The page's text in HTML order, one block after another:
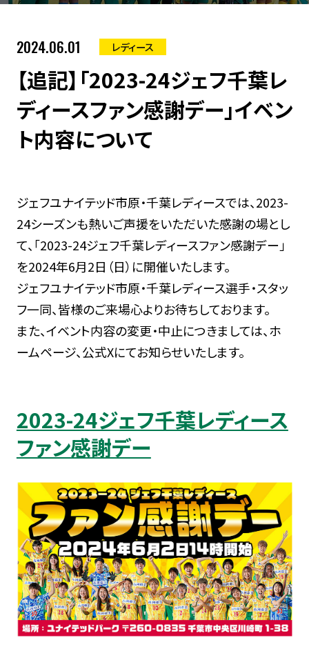
2024.06.01 レディース
【追記】「2023-24ジェフ千葉レ
ディースファン感謝デー」イベン
ト内容について
ジェフユナイテッド市原・千葉レディースでは、2023-
24シーズンも熱いご声援をいただいた感謝の場とし
て、「2023-24ジェフ千葉レディースファン感謝デー」
を2024年6月2日（日）に開催いたします。
ジェフユナイテッド市原・千葉レディース選手・スタッ
フ一同、皆様のご来場心よりお待ちしております。
また、イベント内容の変更・中止につきましては、ホ
ームページ、公式Xにてお知らせいたします。
2023-24ジェフ千葉レディース
ファン感謝デー